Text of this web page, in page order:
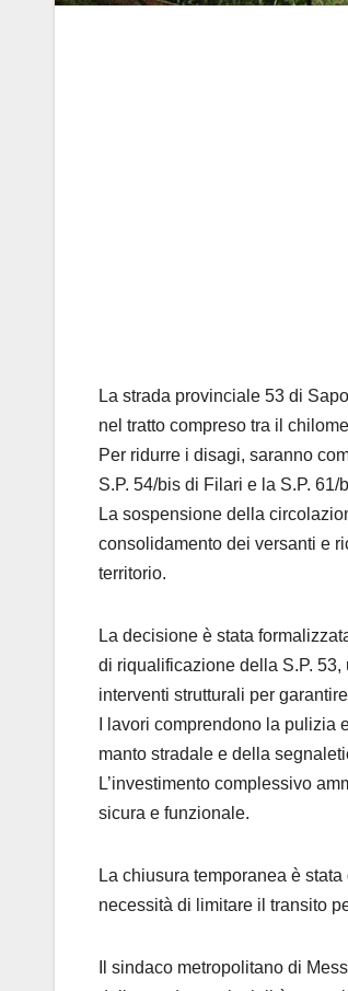
La strada provinciale 53 di
nel tratto compreso tra il
Per ridurre i disagi, saranno
S.P. 54/bis di Filari e la S.P.
La sospensione della
consolidamento dei versanti e
territorio.
La decisione è stata
di riqualificazione della S.P.
interventi strutturali per
I lavori comprendono la
manto stradale e della
L’investimento complessivo
sicura e funzionale.
La chiusura temporanea è
necessità di limitare il transito
Il sindaco metropolitano di